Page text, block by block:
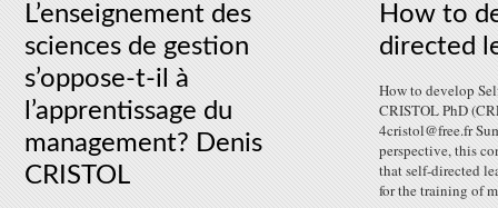
L’enseignement des
sciences de gestion
s’oppose-t-il à
l’apprentissage du
management? Denis
CRISTOL
How to
directed
How to develop
CRISTOL PhD
4cristol@free.fr
perspective, this
that self-directed
for the training of